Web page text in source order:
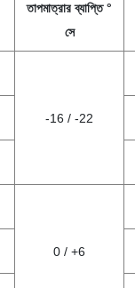
তাপমাত্রার ব্যাপ্তি °
সে
-16 / -22
0 / +6